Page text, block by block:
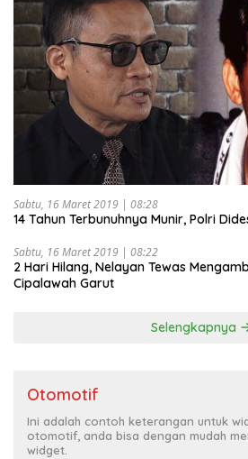
Sabtu, 16 Maret 2019 | 08:28
14 Tahun Terbunuhnya Munir, Polri
Sabtu, 16 Maret 2019 | 08:22
2 Hari Hilang, Nelayan Tewas
Cipalawah Garut
Selengkapnya
Otomotif
Ini adalah contoh keterangan untuk
otomotif, anda bisa dengan mudah
widget.